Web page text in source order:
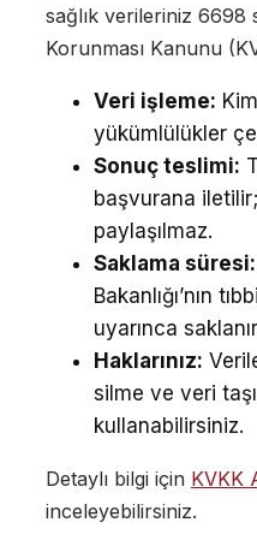
sağlık verileriniz 6698
Korunması Kanunu
Veri işleme:
yükümlülükler
Sonuç teslimi:
başvurana
paylaşılmaz.
Saklama süresi:
Bakanlığı’nın
uyarınca
Haklarınız:
silme ve veri
kullanabilirsiniz.
Detaylı bilgi için KVKK
inceleyebilirsiniz.